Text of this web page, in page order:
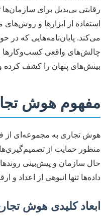
استفاده از ابزارها و
می‌کند. پایان‌نامه‌هایی که در
چالش‌های واقعی کسب‌وکارها
بینش‌های پنهان را کشف کرده
مفهوم هوش
هوش تجاری به مجموعه‌ای از
حال سازمان و پیش‌بینی
داده‌ها تنها انبوهی از اعداد
ابعاد کلیدی هوش